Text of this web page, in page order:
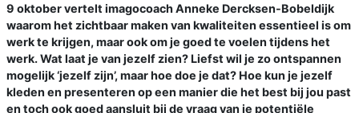
9 oktober vertelt imagocoach Anneke Dercksen-Bobeldijk
waarom het zichtbaar maken van kwaliteiten essentieel is om
werk te krijgen, maar ook om je goed te voelen tijdens het
werk. Wat laat je van jezelf zien? Liefst wil je zo ontspannen
mogelijk ‘jezelf zijn’, maar hoe doe je dat? Hoe kun je jezelf
kleden en presenteren op een manier die het best bij jou past
en toch ook goed aansluit bij de vraag van je potentiële